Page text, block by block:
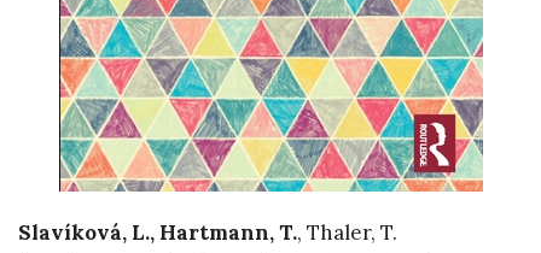
Slavíková, L., Hartmann, T., Thaler, T.